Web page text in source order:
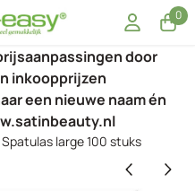
gesloten. 0
door
inkoopprijzen
een nieuwe naam én
Spatulas large 100 stuks